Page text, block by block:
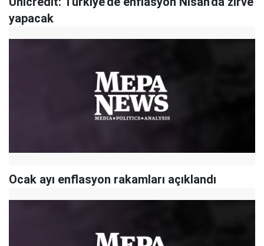
yapacak
Ocak ayı enflasyon rakamları açıklandı